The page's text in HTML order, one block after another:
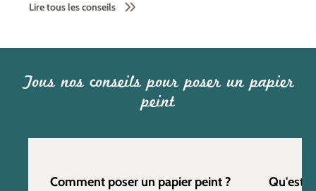
Lire tous les conseils
Tous nos conseils pour poser un papier
peint
Comment poser un papier peint ? Qu'est